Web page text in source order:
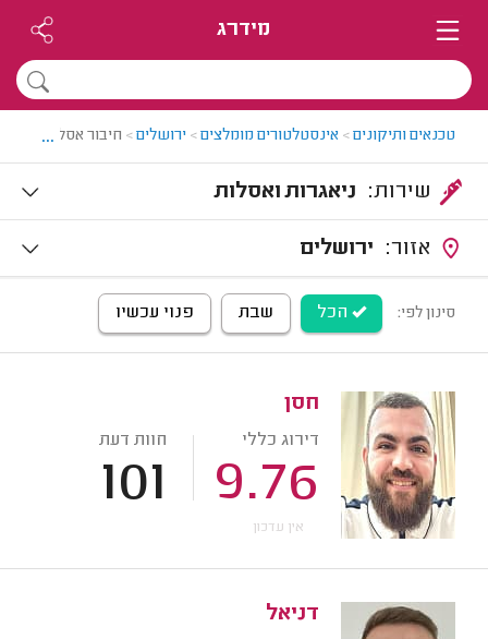
מידרג
טכנאים ותיקונים> אינסטלטורים מומלצים> ירושלים> חיבור אסלה לביוב
...
ניאגרות ואסלות
ירושלים
סינון לפי: הכל שבת פנוי עכשיו
חסן
דירוג כללי
9.76
חוות דעת
101
אין עדכון
דניאל